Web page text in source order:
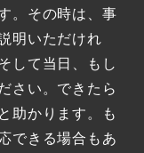
。その時は、事
明いただけれ
して当日、もし
さい。できたら
助かります。も
できる場合もあ